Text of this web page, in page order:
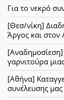
Για το νεκρό
[Θεσ/νίκη]
Άργος και
γαρνιτούρα
[Αθήνα]
συνέλευσης